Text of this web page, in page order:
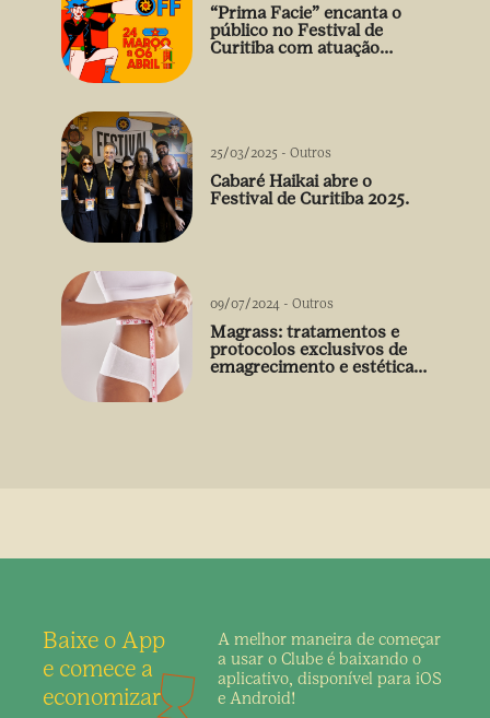
“Prima Facie” encanta o
público no Festival de
Curitiba com atuação
25/03/2025 - Outros
Cabaré Haikai abre o
Festival de Curitiba 2025.
09/07/2024 - Outros
Magrass: tratamentos e
protocolos exclusivos de
emagrecimento e estética
Baixe o App
e comece a
economizar
A melhor maneira de começar
a usar o Clube é baixando o
aplicativo, disponível para iOS
e Android!